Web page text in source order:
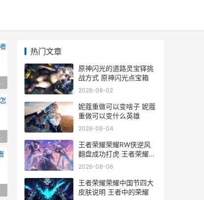
者荣耀蹲草丛怎么知道漏视野了
卡在哪领点卷
才能分数高
鳄鱼
热门文章
原神闪光的道路灵宝铎挑
战方式 原神闪光点宝箱
2026-08-02
妮蔻重做可以变啥子 妮蔻
重做可以变什么英雄
2026-08-04
王者荣耀荣耀RW侠逆风
翻盘成功打虎 王者荣耀荣
耀人工客服电话
2026-08-06
王者荣耀荣耀中国节四大
皮肤说明 王者中的荣耀